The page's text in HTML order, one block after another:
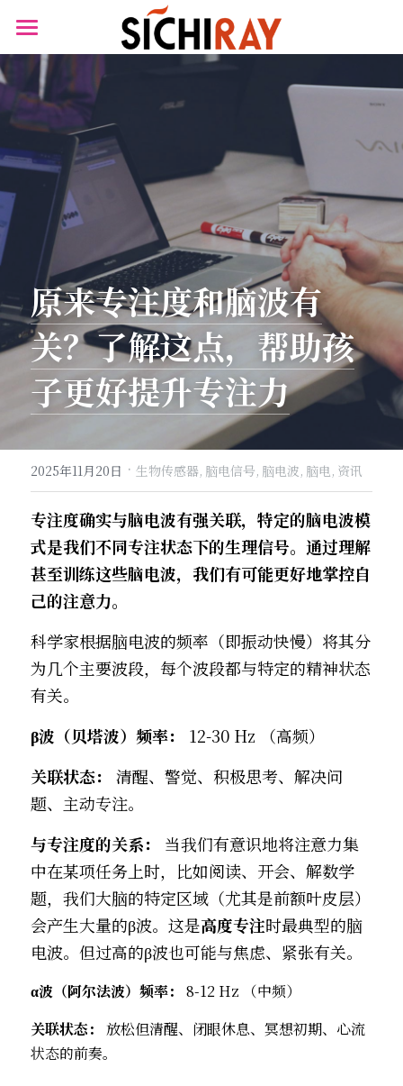
首页
产品商城
产品知识库
BLOG
B站视频
关于我们
搜索
原来专注度和脑波有
关？了解这点，帮助孩
子更好提升专注力
2025年11月20日 · 生物传感器, 脑电信号, 脑电波, 脑电, 资讯
专注度确实与脑电波有强关联，特定的脑电波模
式是我们不同专注状态下的生理信号。通过理解
甚至训练这些脑电波，我们有可能更好地掌控自
己的注意力。
科学家根据脑电波的频率（即振动快慢）将其分
为几个主要波段，每个波段都与特定的精神状态
有关。
β波（贝塔波）频率：
​ 12-30 Hz （高频）
关联状态：
​ 清醒、警觉、积极思考、解决问
题、主动专注。
与专注度的关系：
​ 当我们有意识地将注意力集
中在某项任务上时，比如阅读、开会、解数学
题，我们大脑的特定区域（尤其是前额叶皮层）
会产生大量的β波。这是高度专注时最典型的脑
电波。但过高的β波也可能与焦虑、紧张有关。
α波（阿尔法波）频率：
​ 8-12 Hz （中频）
关联状态：
​ 放松但清醒、闭眼休息、冥想初期、心流
状态的前奏。
商品分类
可穿戴设备
生物传感器